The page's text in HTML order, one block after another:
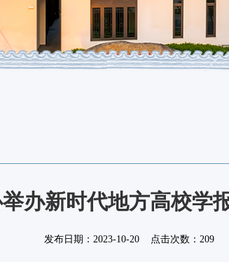
办新时代地方高校学
发布日期： 2023-10-20 点击次数： 209